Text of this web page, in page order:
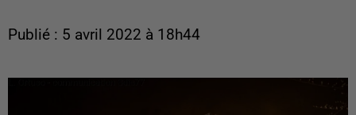
Publié : 5 avril 2022 à 18h44